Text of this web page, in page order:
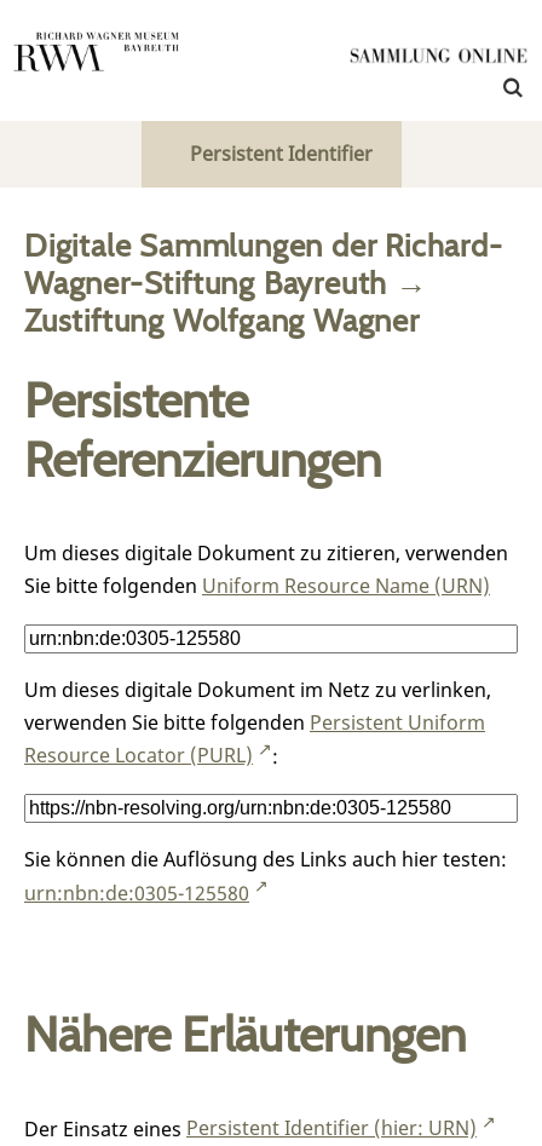
Persistent Identifier
Digitale Sammlungen der Richard-
Wagner-Stiftung Bayreuth →
Zustiftung Wolfgang Wagner
Persistente
Referenzierungen
Um dieses digitale Dokument zu zitieren, verwenden
Sie bitte folgenden Uniform Resource Name (URN)
Um dieses digitale Dokument im Netz zu verlinken,
verwenden Sie bitte folgenden Persistent Uniform
Resource Locator (PURL)
:
Sie können die Auflösung des Links auch hier testen:
urn:nbn:de:0305-125580
Nähere Erläuterungen
Der Einsatz eines Persistent Identifier (hier: URN)